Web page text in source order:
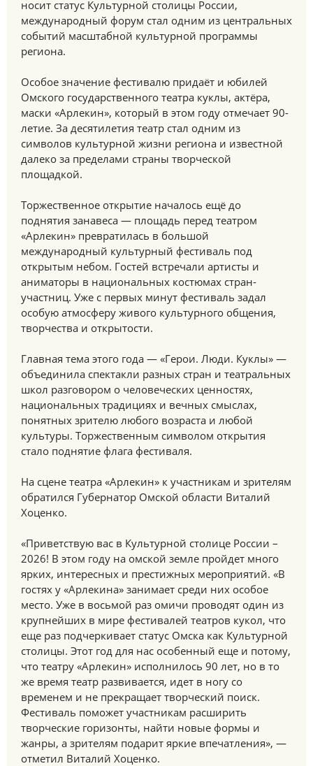
носит статус Культурной столицы России,
международный форум стал одним из центральных
событий масштабной культурной программы
региона.
Особое значение фестивалю придаёт и юбилей
Омского государственного театра куклы, актёра,
маски «Арлекин», который в этом году отмечает 90-
летие. За десятилетия театр стал одним из
символов культурной жизни региона и известной
далеко за пределами страны творческой
площадкой.
Торжественное открытие началось ещё до
поднятия занавеса — площадь перед театром
«Арлекин» превратилась в большой
международный культурный фестиваль под
открытым небом. Гостей встречали артисты и
аниматоры в национальных костюмах стран-
участниц. Уже с первых минут фестиваль задал
особую атмосферу живого культурного общения,
творчества и открытости.
Главная тема этого года — «Герои. Люди. Куклы» —
объединила спектакли разных стран и театральных
школ разговором о человеческих ценностях,
национальных традициях и вечных смыслах,
понятных зрителю любого возраста и любой
культуры. Торжественным символом открытия
стало поднятие флага фестиваля.
На сцене театра «Арлекин» к участникам и зрителям
обратился Губернатор Омской области Виталий
Хоценко.
«Приветствую вас в Культурной столице России –
2026! В этом году на омской земле пройдет много
ярких, интересных и престижных мероприятий. «В
гостях у «Арлекина» занимает среди них особое
место. Уже в восьмой раз омичи проводят один из
крупнейших в мире фестивалей театров кукол, что
еще раз подчеркивает статус Омска как Культурной
столицы. Этот год для нас особенный еще и потому,
что театру «Арлекин» исполнилось 90 лет, но в то
же время театр развивается, идет в ногу со
временем и не прекращает творческий поиск.
Фестиваль поможет участникам расширить
творческие горизонты, найти новые формы и
жанры, а зрителям подарит яркие впечатления», —
отметил Виталий Хоценко.